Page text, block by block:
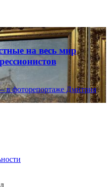
на весь мир
в фоторепортаже Дмитрия